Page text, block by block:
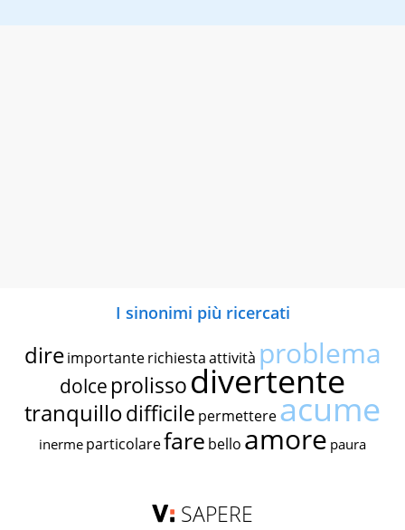
I sinonimi più ricercati
dire importante richiestaattività problema
dolce prolissodivertente
tranquillodifficile permettereacume
inerme particolarefare bello amore paura
SAPERE